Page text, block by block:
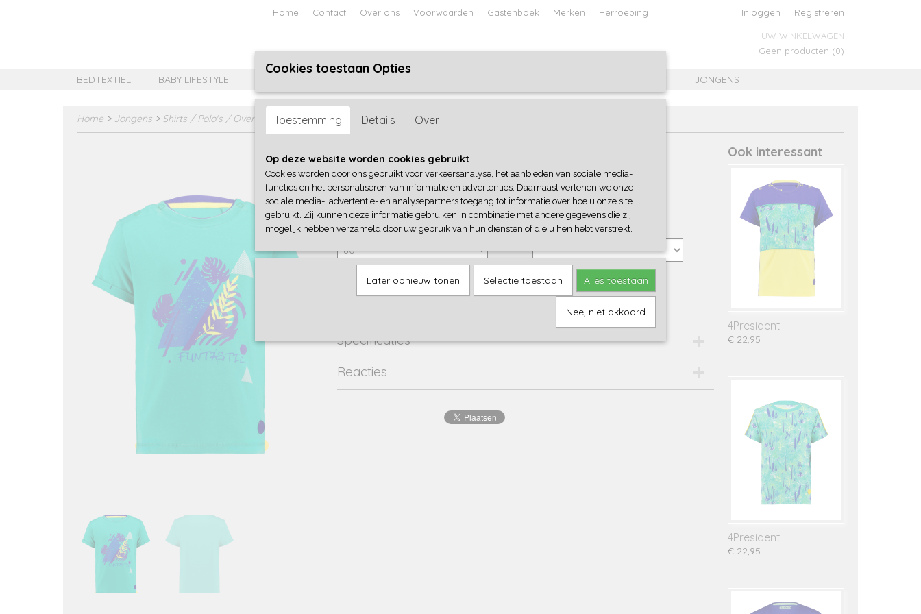
Home Contact Over ons Voorwaarden Gastenboek Merken Herroeping Inloggen Registreren
UW WINKELWAGEN
Geen producten (0)
BEDTEXTIEL BABY LIFESTYLE JONGENS BABY JONGENS
Home > Jongens > Shirts / Polo's / Overhemd>4President
4President
€ 19,95 (inclusief btw 21%)
✓Op voorraad
4President Aantal
IN WINKELWAGEN
Specificaties
EAN code
Productcode leverancier
erjon
Reacties
Ook interessant
4President
€ 22,95
4President
€ 22,95
Cookies toestaan Opties
Toestemming Details Over
Op deze website worden cookies gebruikt
Cookies worden door ons gebruikt voor verkeersanalyse, het aanbieden van sociale media-
functies en het personaliseren van informatie en advertenties. Daarnaast verlenen we onze
sociale media-, advertentie- en analysepartners toegang tot informatie over hoe u onze site
gebruikt. Zij kunnen deze informatie gebruiken in combinatie met andere gegevens die zij
mogelijk hebben verzameld door uw gebruik van hun diensten of die u hen hebt verstrekt.
Later opnieuw tonen Selectie toestaan Alles toestaan
Nee, niet akkoord